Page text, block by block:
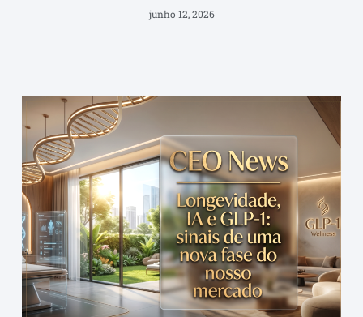
junho 12, 2026